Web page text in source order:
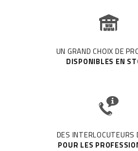
UN GRAND CHOIX DE
DISPONIBLES EN
DES INTERLOCUTEURS
POUR LES